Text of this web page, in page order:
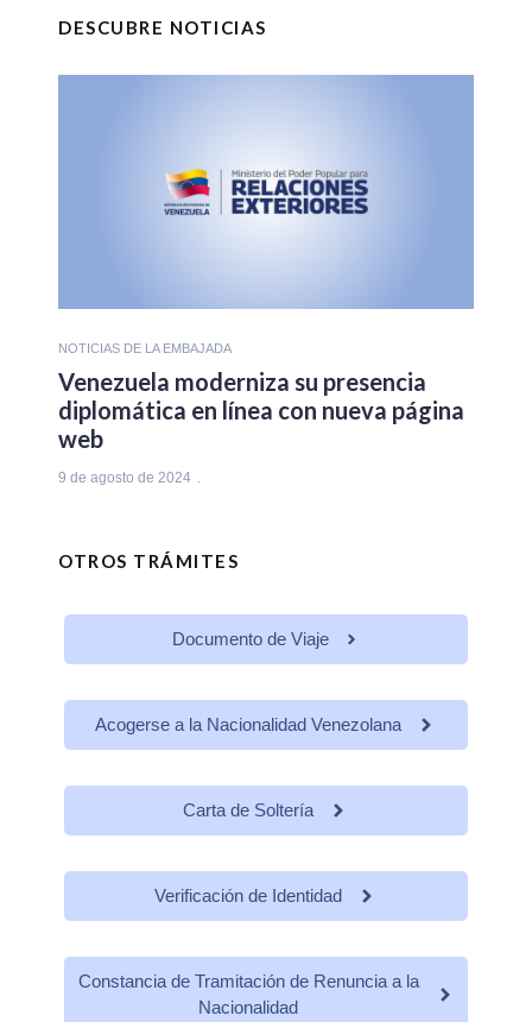
DESCUBRE NOTICIAS
NOTICIAS DE LA EMBAJADA
Venezuela moderniza su presencia
diplomática en línea con nueva página
web
9 de agosto de 2024
OTROS TRÁMITES
Documento de Viaje
Acogerse a la Nacionalidad Venezolana
Carta de Soltería
Verificación de Identidad
Constancia de Tramitación de Renuncia a la
Nacionalidad